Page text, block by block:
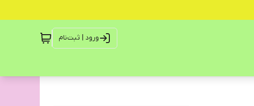
ورود | ثبت‌نام